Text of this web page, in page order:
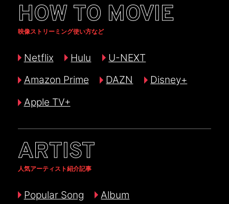
HOW TO MOVIE
映像ストリーミング使い方など
Netflix Hulu
U-NEXT
Amazon Prime
DAZN
Disney+
Apple TV+
ARTIST
人気アーティスト紹介記事
Popular Song Album